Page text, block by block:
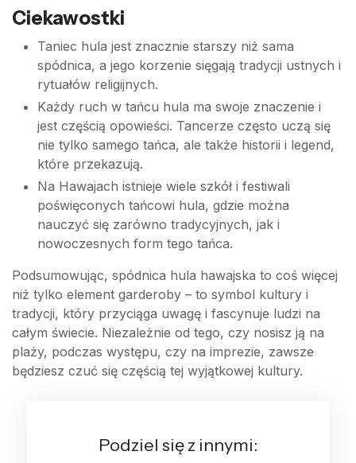
Ciekawostki
Taniec hula jest znacznie starszy niż sama
spódnica, a jego korzenie sięgają tradycji ustnych i
rytuałów religijnych.
Każdy ruch w tańcu hula ma swoje znaczenie i
jest częścią opowieści. Tancerze często uczą się
nie tylko samego tańca, ale także historii i legend,
które przekazują.
Na Hawajach istnieje wiele szkół i festiwali
poświęconych tańcowi hula, gdzie można
nauczyć się zarówno tradycyjnych, jak i
nowoczesnych form tego tańca.
Podsumowując, spódnica hula hawajska to coś więcej
niż tylko element garderoby – to symbol kultury i
tradycji, który przyciąga uwagę i fascynuje ludzi na
całym świecie. Niezależnie od tego, czy nosisz ją na
plaży, podczas występu, czy na imprezie, zawsze
będziesz czuć się częścią tej wyjątkowej kultury.
Podziel się z innymi: